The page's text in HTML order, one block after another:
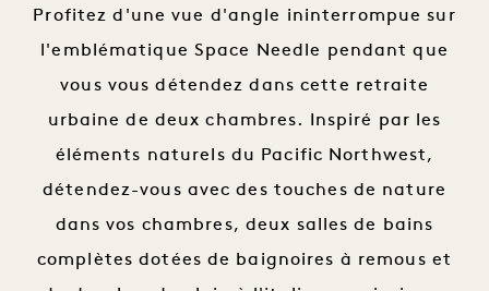
Profitez d'une vue d'angle ininterrompue sur
l'emblématique Space Needle pendant que
vous vous détendez dans cette retraite
urbaine de deux chambres. Inspiré par les
éléments naturels du Pacific Northwest,
détendez-vous avec des touches de nature
dans vos chambres, deux salles de bains
complètes dotées de baignoires à remous et